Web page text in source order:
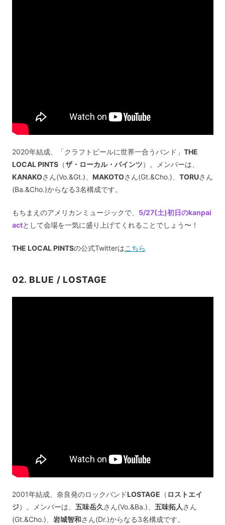
2020年結成、「クラフトビールに世界一合うバンド」 THE
LOCAL PINTS（ザ・ローカル・パインツ）。メンバーは、
KANAKOさん(Vo.&Gt.)、 MAKOTOさん(Gt.&Cho.)、 TORUさん
(Ba.&Cho.)からなる3名構成です。
もちまえのアメリカンミュージックで、 5/27(土)初日のkanpai
actとして会場を一気に盛り上げてくれることでしょう〜！
THE LOCAL PINTSの公式Twitterはこちら
02. BLUE / LOSTAGE
2001年結成、奈良発のロックバンドLOSTAGE （ ロストエイ
ジ）。メンバーは、 五味岳久 さん(Vo.&Ba.)、 五味拓人 さん
(Gt.&Cho.)、 岩城智和さん(Dr.)からなる3名構成です。